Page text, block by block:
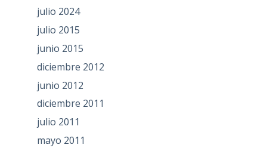
julio 2024
julio 2015
junio 2015
diciembre 2012
junio 2012
diciembre 2011
julio 2011
mayo 2011